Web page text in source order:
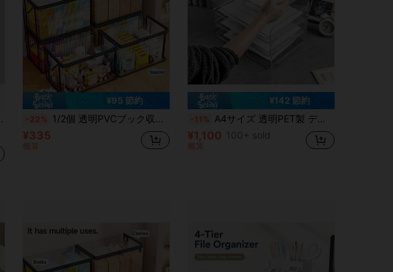
¥95 節約
-22% 1/2個 透明PVCブック収納バッグ、折りたたみ式オーガナイザー、フラップ、ハンドル、見える窓付き、耐久性のある長方形クリアデザイン、おもちゃ、クラフト、本、学用品、スナックに適し、11のホリデーシーズンに最適なギフト
¥335
概算
¥142 節約
-11% A4サイズ 透明PET製 デスクトップファイルトレー 2個組 スタッカブル、オフィス、自宅、学校用文具の書類・レター整理に便利な省スペースオーガナイザー
¥1,100 100+ sold
概算